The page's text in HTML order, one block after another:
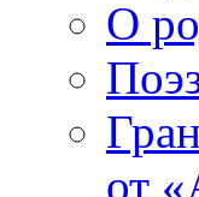
О
от